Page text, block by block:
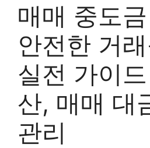
매매 중도금
안전한 거
실전 가이
산, 매매 대
관리